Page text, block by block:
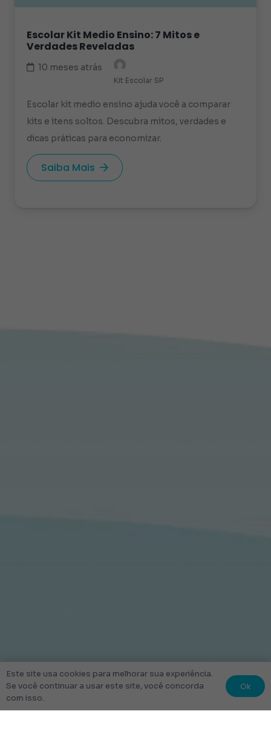
Escolar Kit Medio Ensino: 7 Mitos e
Verdades Reveladas
10 meses atrás
Kit Escolar SP
Escolar kit medio ensino ajuda você a comparar
kits e itens soltos. Descubra mitos, verdades e
dicas práticas para economizar.
Saiba Mais
Este site usa cookies para melhorar sua experiência.
Se você continuar a usar este site, você concorda
com isso.
Ok